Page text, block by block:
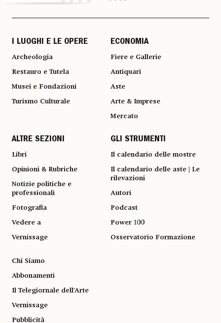
I LUOGHI E LE OPERE
Archeologia
Restauro e Tutela
Musei e Fondazioni
Turismo Culturale
ECONOMIA
Fiere e Gallerie
Antiquari
Aste
Arte & Imprese
Mercato
ALTRE SEZIONI
Libri
Opinioni & Rubriche
Notizie politiche e
professionali
Fotografia
Vedere a
Vernissage
GLI STRUMENTI
Il calendario delle mostre
Il calendario delle aste | Le
rilevazioni
Autori
Podcast
Power 100
Osservatorio Formazione
Chi Siamo
Abbonamenti
Il Telegiornale dell'Arte
Vernissage
Pubblicità